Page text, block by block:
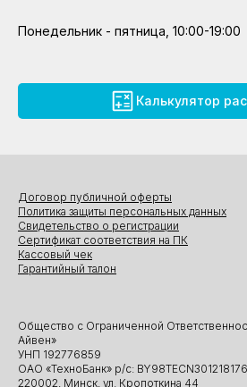
Понедельник - пятница, 10:00-19:00
Калькулятор
Общество с Ограниченной
Айвен»
УНП 192776859
ОАО «ТехноБанк» р/с:
220002, Минск, ул. Кропоткина 44
Договор публичной оферты
Политика защиты персональных данных
Свидетельство о регистрации
Сертификат соответствия на ПК
Кассовый чек
Гарантийный талон